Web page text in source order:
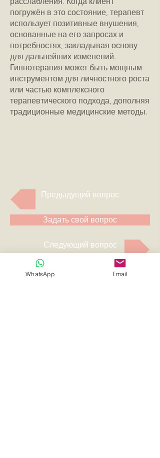
погружён в это состояние, терапевт
использует позитивные внушения,
основанные на его запросах и
потребностях, закладывая основу
для дальнейших изменений.
Гипнотерапия может быть мощным
инструментом для личностного роста
или частью комплексного
терапевтического подхода, дополняя
традиционные медицинские методы.
Предыдущий вопрос
Задать свой вопрос
Следующий вопрос
WhatsApp Email